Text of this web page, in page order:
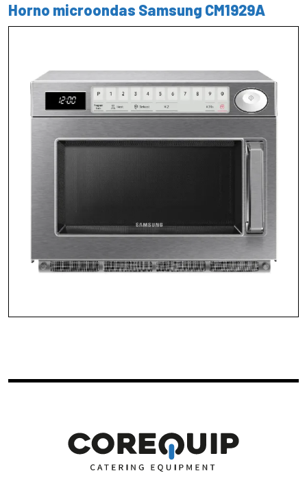
Horno microondas Samsung CM1929A